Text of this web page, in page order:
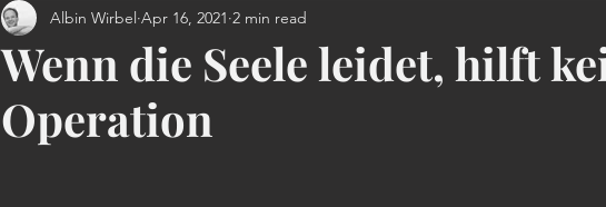
Wenn die Seele leidet, hilft
Operation
Albin Wirbel Apr 16, 2021 2 min read